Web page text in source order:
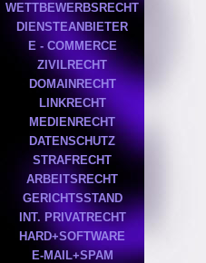
WETTBEWERBSRECHT
DIENSTEANBIETER
E - COMMERCE
ZIVILRECHT
DOMAINRECHT
LINKRECHT
MEDIENRECHT
DATENSCHUTZ
STRAFRECHT
ARBEITSRECHT
GERICHTSSTAND
INT. PRIVATRECHT
HARD+SOFTWARE
E-MAIL+SPAM